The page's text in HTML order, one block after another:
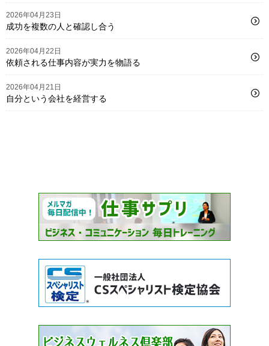
2026年04月23日
成功を複数の人と確認し合う
2026年04月22日
依頼される仕事内容が実力を物語る
2026年04月21日
自分という会社を経営する